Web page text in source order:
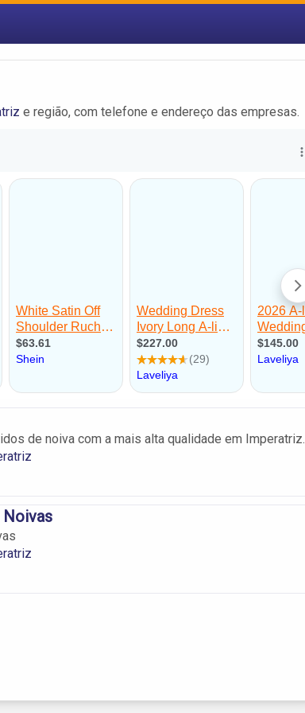
e região, com telefone e endereço das empresas.
de noiva com a mais alta qualidade em Imperatriz.
Noivas